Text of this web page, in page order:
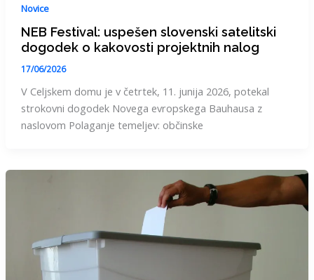
Novice
NEB Festival: uspešen slovenski satelitski
dogodek o kakovosti projektnih nalog
17/06/2026
V Celjskem domu je v četrtek, 11. junija 2026, potekal
strokovni dogodek Novega evropskega Bauhausa z
naslovom Polaganje temeljev: občinske